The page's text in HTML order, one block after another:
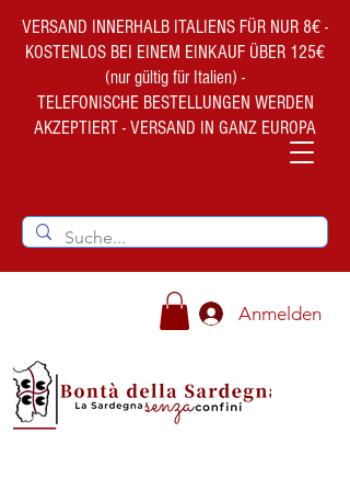
VERSAND INNERHALB ITALIENS FÜR NUR 8€ -
KOSTENLOS BEI EINEM EINKAUF ÜBER 125€
(nur gültig für Italien) -
TELEFONISCHE BESTELLUNGEN WERDEN
AKZEPTIERT - VERSAND IN GANZ EUROPA
Anmelden